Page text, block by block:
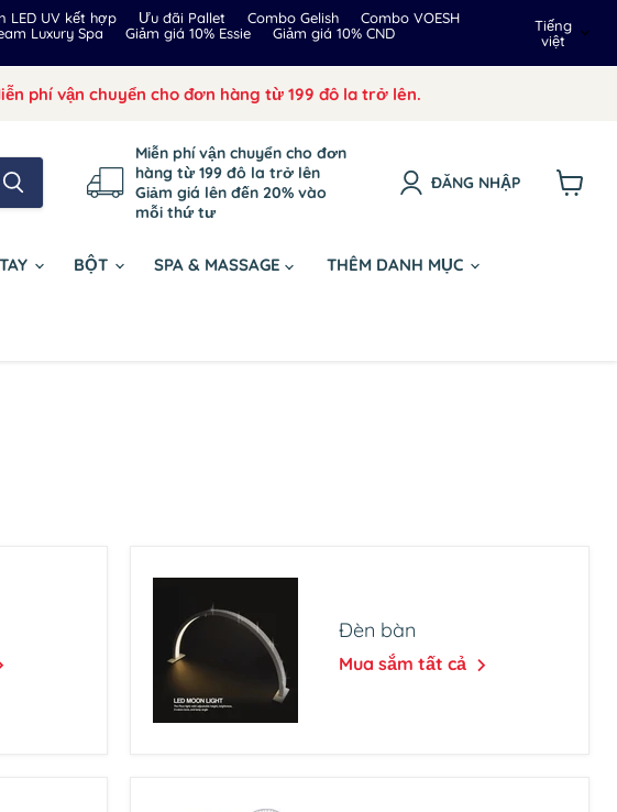
LED UV kết hợp Ưu đãi Pallet Combo Gelish
Combo VOESH
Luxury Spa Giảm giá 10% Essie
Giảm giá 10% CND
Ngôn
ngữ
Tiếng
việt
phí vận chuyển cho đơn hàng từ 199 đô la trở lên.
Miễn phí vận chuyển cho đơn
hàng từ 199 đô la trở lên
Giảm giá lên đến 20% vào
mỗi thứ tư
ĐĂNG NHẬP
BỘT SPA & MASSAGE THÊM DANH MỤC
Đèn bàn
Mua sắm tất cả